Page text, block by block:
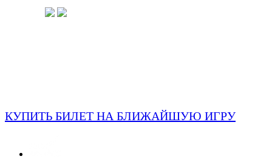
КУПИТЬ БИЛЕТ НА БЛИЖАЙШУЮ ИГРУ